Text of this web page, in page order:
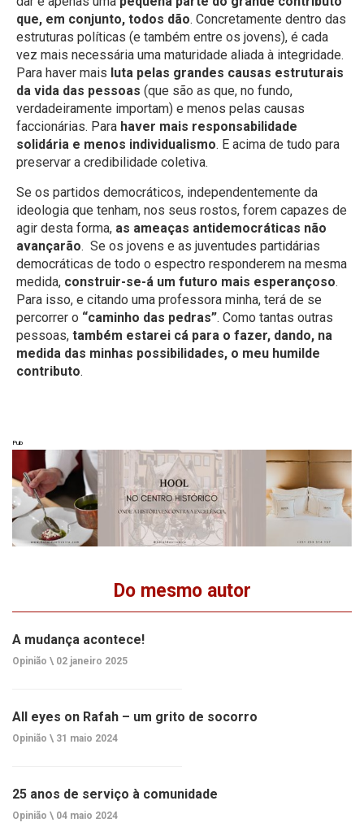
que, em conjunto, todos dão. Concretamente dentro das
estruturas políticas (e também entre os jovens), é cada
vez mais necessária uma maturidade aliada à integridade.
Para haver mais luta pelas grandes causas estruturais
da vida das pessoas (que são as que, no fundo,
verdadeiramente importam) e menos pelas causas
faccionárias. Para haver mais responsabilidade
solidária e menos individualismo. E acima de tudo para
preservar a credibilidade coletiva.
Se os partidos democráticos, independentemente da
ideologia que tenham, nos seus rostos, forem capazes de
agir desta forma, as ameaças antidemocráticas não
avançarão. Se os jovens e as juventudes partidárias
democráticas de todo o espectro responderem na mesma
medida, construir-se-á um futuro mais esperançoso.
Para isso, e citando uma professora minha, terá de se
percorrer o “caminho das pedras”. Como tantas outras
pessoas, também estarei cá para o fazer, dando, na
medida das minhas possibilidades, o meu humilde
contributo.
Pub
Do mesmo autor
A mudança acontece!
Opinião \ 02 janeiro 2025
All eyes on Rafah – um grito de socorro
Opinião \ 31 maio 2024
25 anos de serviço à comunidade
Opinião \ 04 maio 2024